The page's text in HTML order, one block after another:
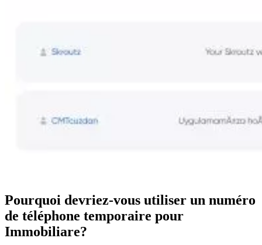
Pourquoi devriez-vous utiliser un numéro
de téléphone temporaire pour
Immobiliare?